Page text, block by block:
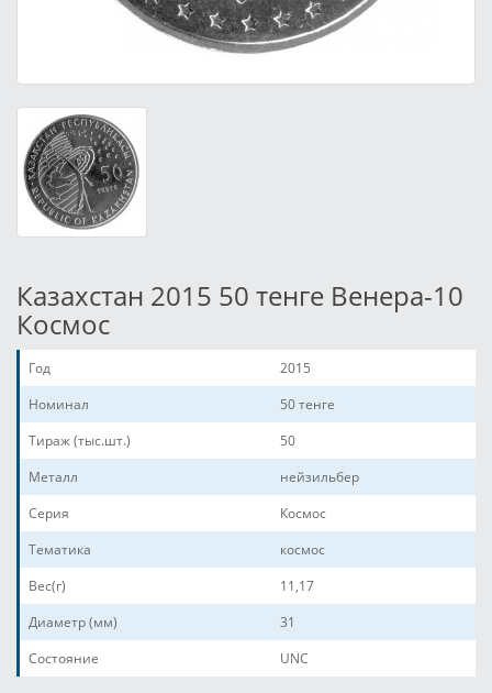
Казахстан 2015 50 тенге Венера-10
Космос
Год
2015
Номинал
50 тенге
Тираж (тыс.шт.)
50
Металл
нейзильбер
Серия
Космос
Тематика
космос
Вес(г)
11,17
Диаметр (мм)
31
Состояние
UNC